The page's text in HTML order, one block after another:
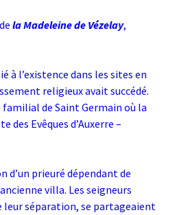
la Madeleine de Vézelay,
l’existence dans les sites en
religieux avait succédé.
familial de Saint Germain où la
Evêques d’Auxerre –
d’un prieuré dépendant de
villa. Les seigneurs
leur séparation, se partageaient